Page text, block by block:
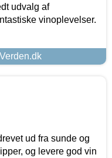
udvalg af
vinoplevelser.
ud fra sunde og
og levere god vin